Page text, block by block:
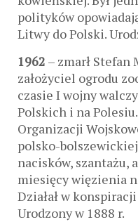
polityków
Litwy do Polski.
1962 – zmarł
założyciel ogrodu
czasie I wojny
Polskich i na
Organizacji
polsko-
nacisków,
miesięcy więzienia
Działał w
Urodzony w 1888 r.